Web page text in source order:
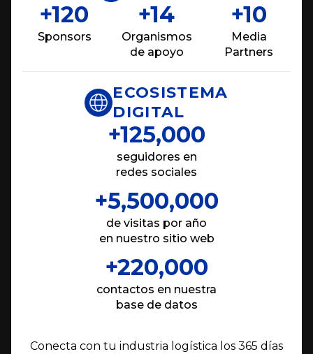
+120
Sponsors
+14
Organismos
de apoyo
+10
Media
Partners
ECOSISTEMA
DIGITAL
+125,000
seguidores en
redes sociales
+5,500,000
de visitas por año
en nuestro sitio web
+220,000
contactos en nuestra
base de datos
Conecta con tu industria logística los 365 días